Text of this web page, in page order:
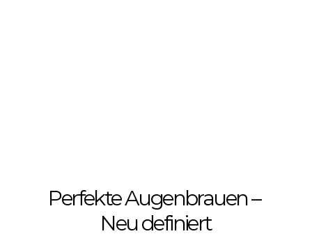
Perfekte Augenbrauen –
Neu definiert